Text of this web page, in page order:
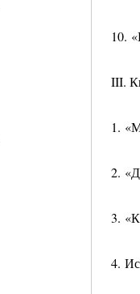
10.
III.
1.
2.
3.
4.